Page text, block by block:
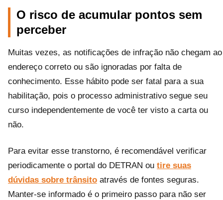
O risco de acumular pontos sem
perceber
Muitas vezes, as notificações de infração não chegam ao
endereço correto ou são ignoradas por falta de
conhecimento. Esse hábito pode ser fatal para a sua
habilitação, pois o processo administrativo segue seu
curso independentemente de você ter visto a carta ou
não.
Para evitar esse transtorno, é recomendável verificar
periodicamente o portal do DETRAN ou tire suas
dúvidas sobre trânsito através de fontes seguras.
Manter-se informado é o primeiro passo para não ser